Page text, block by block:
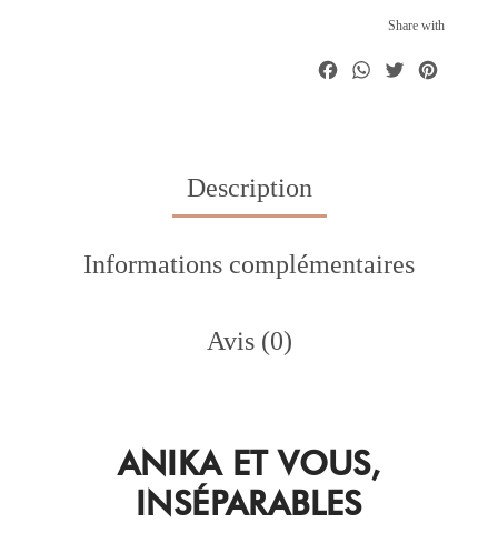
Share with
Facebook
Description
Informations complémentaires
Avis (0)
ANIKA ET VOUS,
INSÉPARABLES